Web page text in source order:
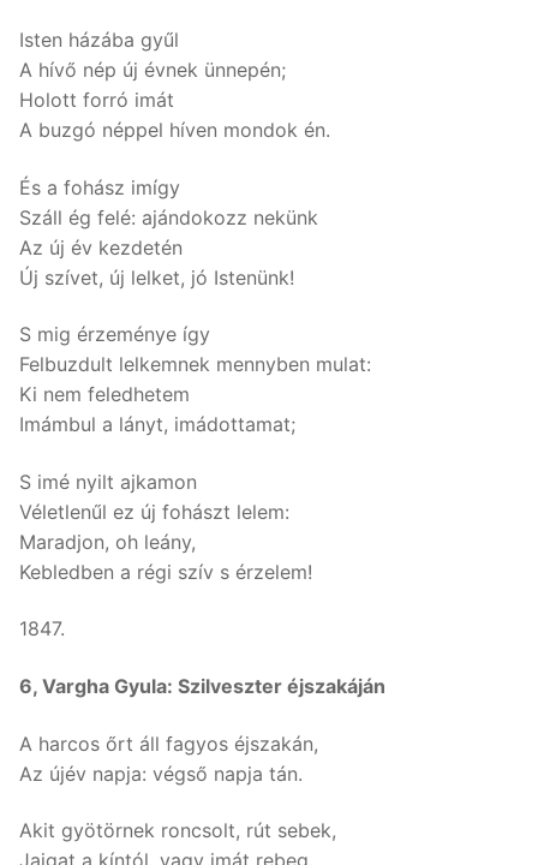
Isten házába gyűl
A hívő nép új évnek ünnepén;
Holott forró imát
A buzgó néppel híven mondok én.
És a fohász imígy
Száll ég felé: ajándokozz nekünk
Az új év kezdetén
Új szívet, új lelket, jó Istenünk!
S mig érzeménye így
Felbuzdult lelkemnek mennyben mulat:
Ki nem feledhetem
Imámbul a lányt, imádottamat;
S imé nyilt ajkamon
Véletlenűl ez új fohászt lelem:
Maradjon, oh leány,
Kebledben a régi szív s érzelem!
1847.
6, Vargha Gyula: Szilveszter éjszakáján
A harcos őrt áll fagyos éjszakán,
Az újév napja: végső napja tán.
Akit gyötörnek roncsolt, rút sebek,